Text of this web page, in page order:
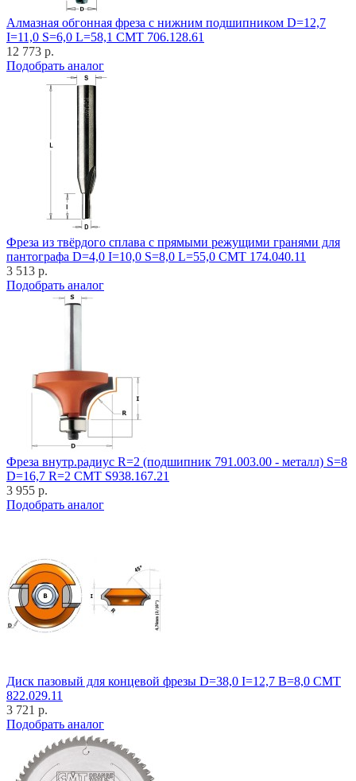
Алмазная обгонная фреза с нижним подшипником D=12,7
I=11,0 S=6,0 L=58,1 CMT 706.128.61
12 773 р.
Подобрать аналог
Фреза из твёрдого сплава с прямыми режущими гранями для
пантографа D=4,0 I=10,0 S=8,0 L=55,0 CMT 174.040.11
3 513 р.
Подобрать аналог
Фреза внутр.радиус R=2 (подшипник 791.003.00 - металл) S=8
D=16,7 R=2 CMT S938.167.21
3 955 р.
Подобрать аналог
Диск пазовый для концевой фрезы D=38,0 I=12,7 B=8,0 CMT
822.029.11
3 721 р.
Подобрать аналог